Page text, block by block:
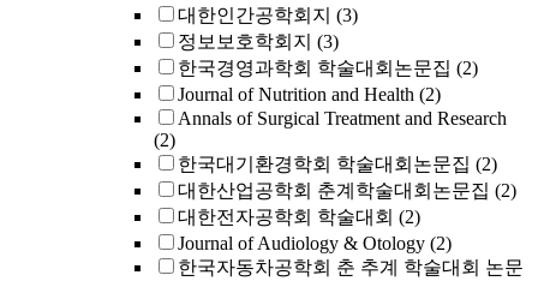
대한인간공학회지 (3)
정보보호학회지 (3)
한국경영과학회 학술대회논문집 (2)
Journal of Nutrition and Health (2)
Annals of Surgical Treatment and Research
(2)
한국대기환경학회 학술대회논문집 (2)
대한산업공학회 춘계학술대회논문집 (2)
대한전자공학회 학술대회 (2)
Journal of Audiology & Otology (2)
한국자동차공학회 춘 추계 학술대회 논문